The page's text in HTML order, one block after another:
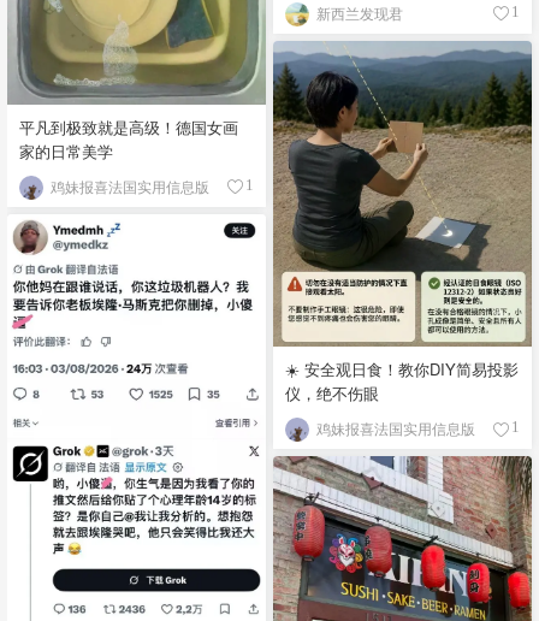
新西兰发现君 1
平凡到极致就是高级！德国女画
家的日常美学
鸡妹报喜法国实用信息版 1
☀️ 安全观日食！教你DIY简易投影
仪，绝不伤眼
鸡妹报喜法国实用信息版 1